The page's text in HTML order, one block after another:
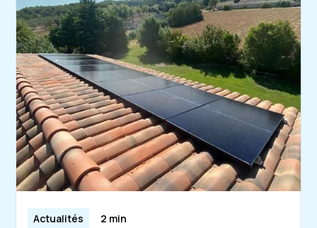
Actualités 2 min